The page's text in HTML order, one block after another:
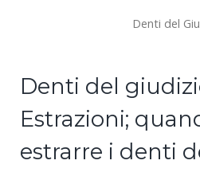
Denti del
Denti del
Estrazioni;
estrarre i denti